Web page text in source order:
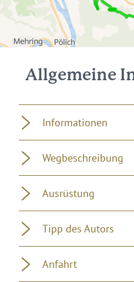
Allgemeine
Informationen
Wegbeschreibung
Ausrüstung
Tipp des Autors
Anfahrt